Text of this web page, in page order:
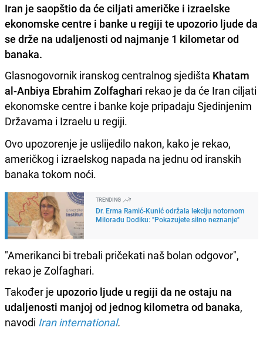
Iran je saopštio da će ciljati američke i izraelske
ekonomske centre i banke u regiji te upozorio ljude da
se drže na udaljenosti od najmanje 1 kilometar od
banaka.
Glasnogovornik iranskog centralnog sjedišta Khatam
al-Anbiya Ebrahim Zolfaghari rekao je da će Iran ciljati
ekonomske centre i banke koje pripadaju Sjedinjenim
Državama i Izraelu u regiji.
Ovo upozorenje je uslijedilo nakon, kako je rekao,
američkog i izraelskog napada na jednu od iranskih
banaka tokom noći.
TRENDING
Dr. Erma Ramić-Kunić održala lekciju notornom
Miloradu Dodiku: "Pokazujete silno neznanje"
"Amerikanci bi trebali pričekati naš bolan odgovor",
rekao je Zolfaghari.
Također je upozorio ljude u regiji da ne ostaju na
udaljenosti manjoj od jednog kilometra od banaka,
navodi Iran international.